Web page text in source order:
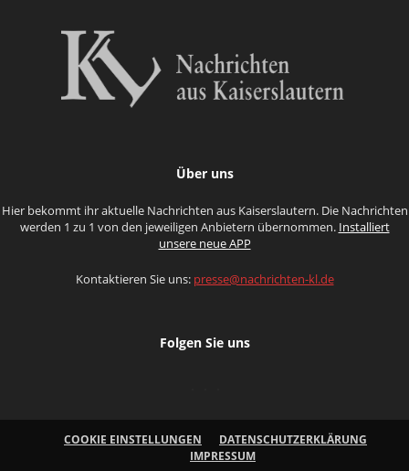
Über uns
Hier bekommt ihr aktuelle Nachrichten aus Kaiserslautern. Die Nachrichten
werden 1 zu 1 von den jeweiligen Anbietern übernommen. Installiert
unsere neue APP
Kontaktieren Sie uns: presse@nachrichten-kl.de
Folgen Sie uns
COOKIE EINSTELLUNGEN
DATENSCHUTZERKLÄRUNG
IMPRESSUM